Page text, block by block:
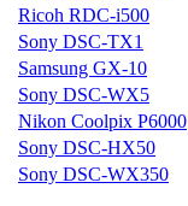
Ricoh RDC-i500
Sony DSC-TX1
Samsung GX-10
Sony DSC-WX5
Nikon Coolpix P6000
Sony DSC-HX50
Sony DSC-WX350